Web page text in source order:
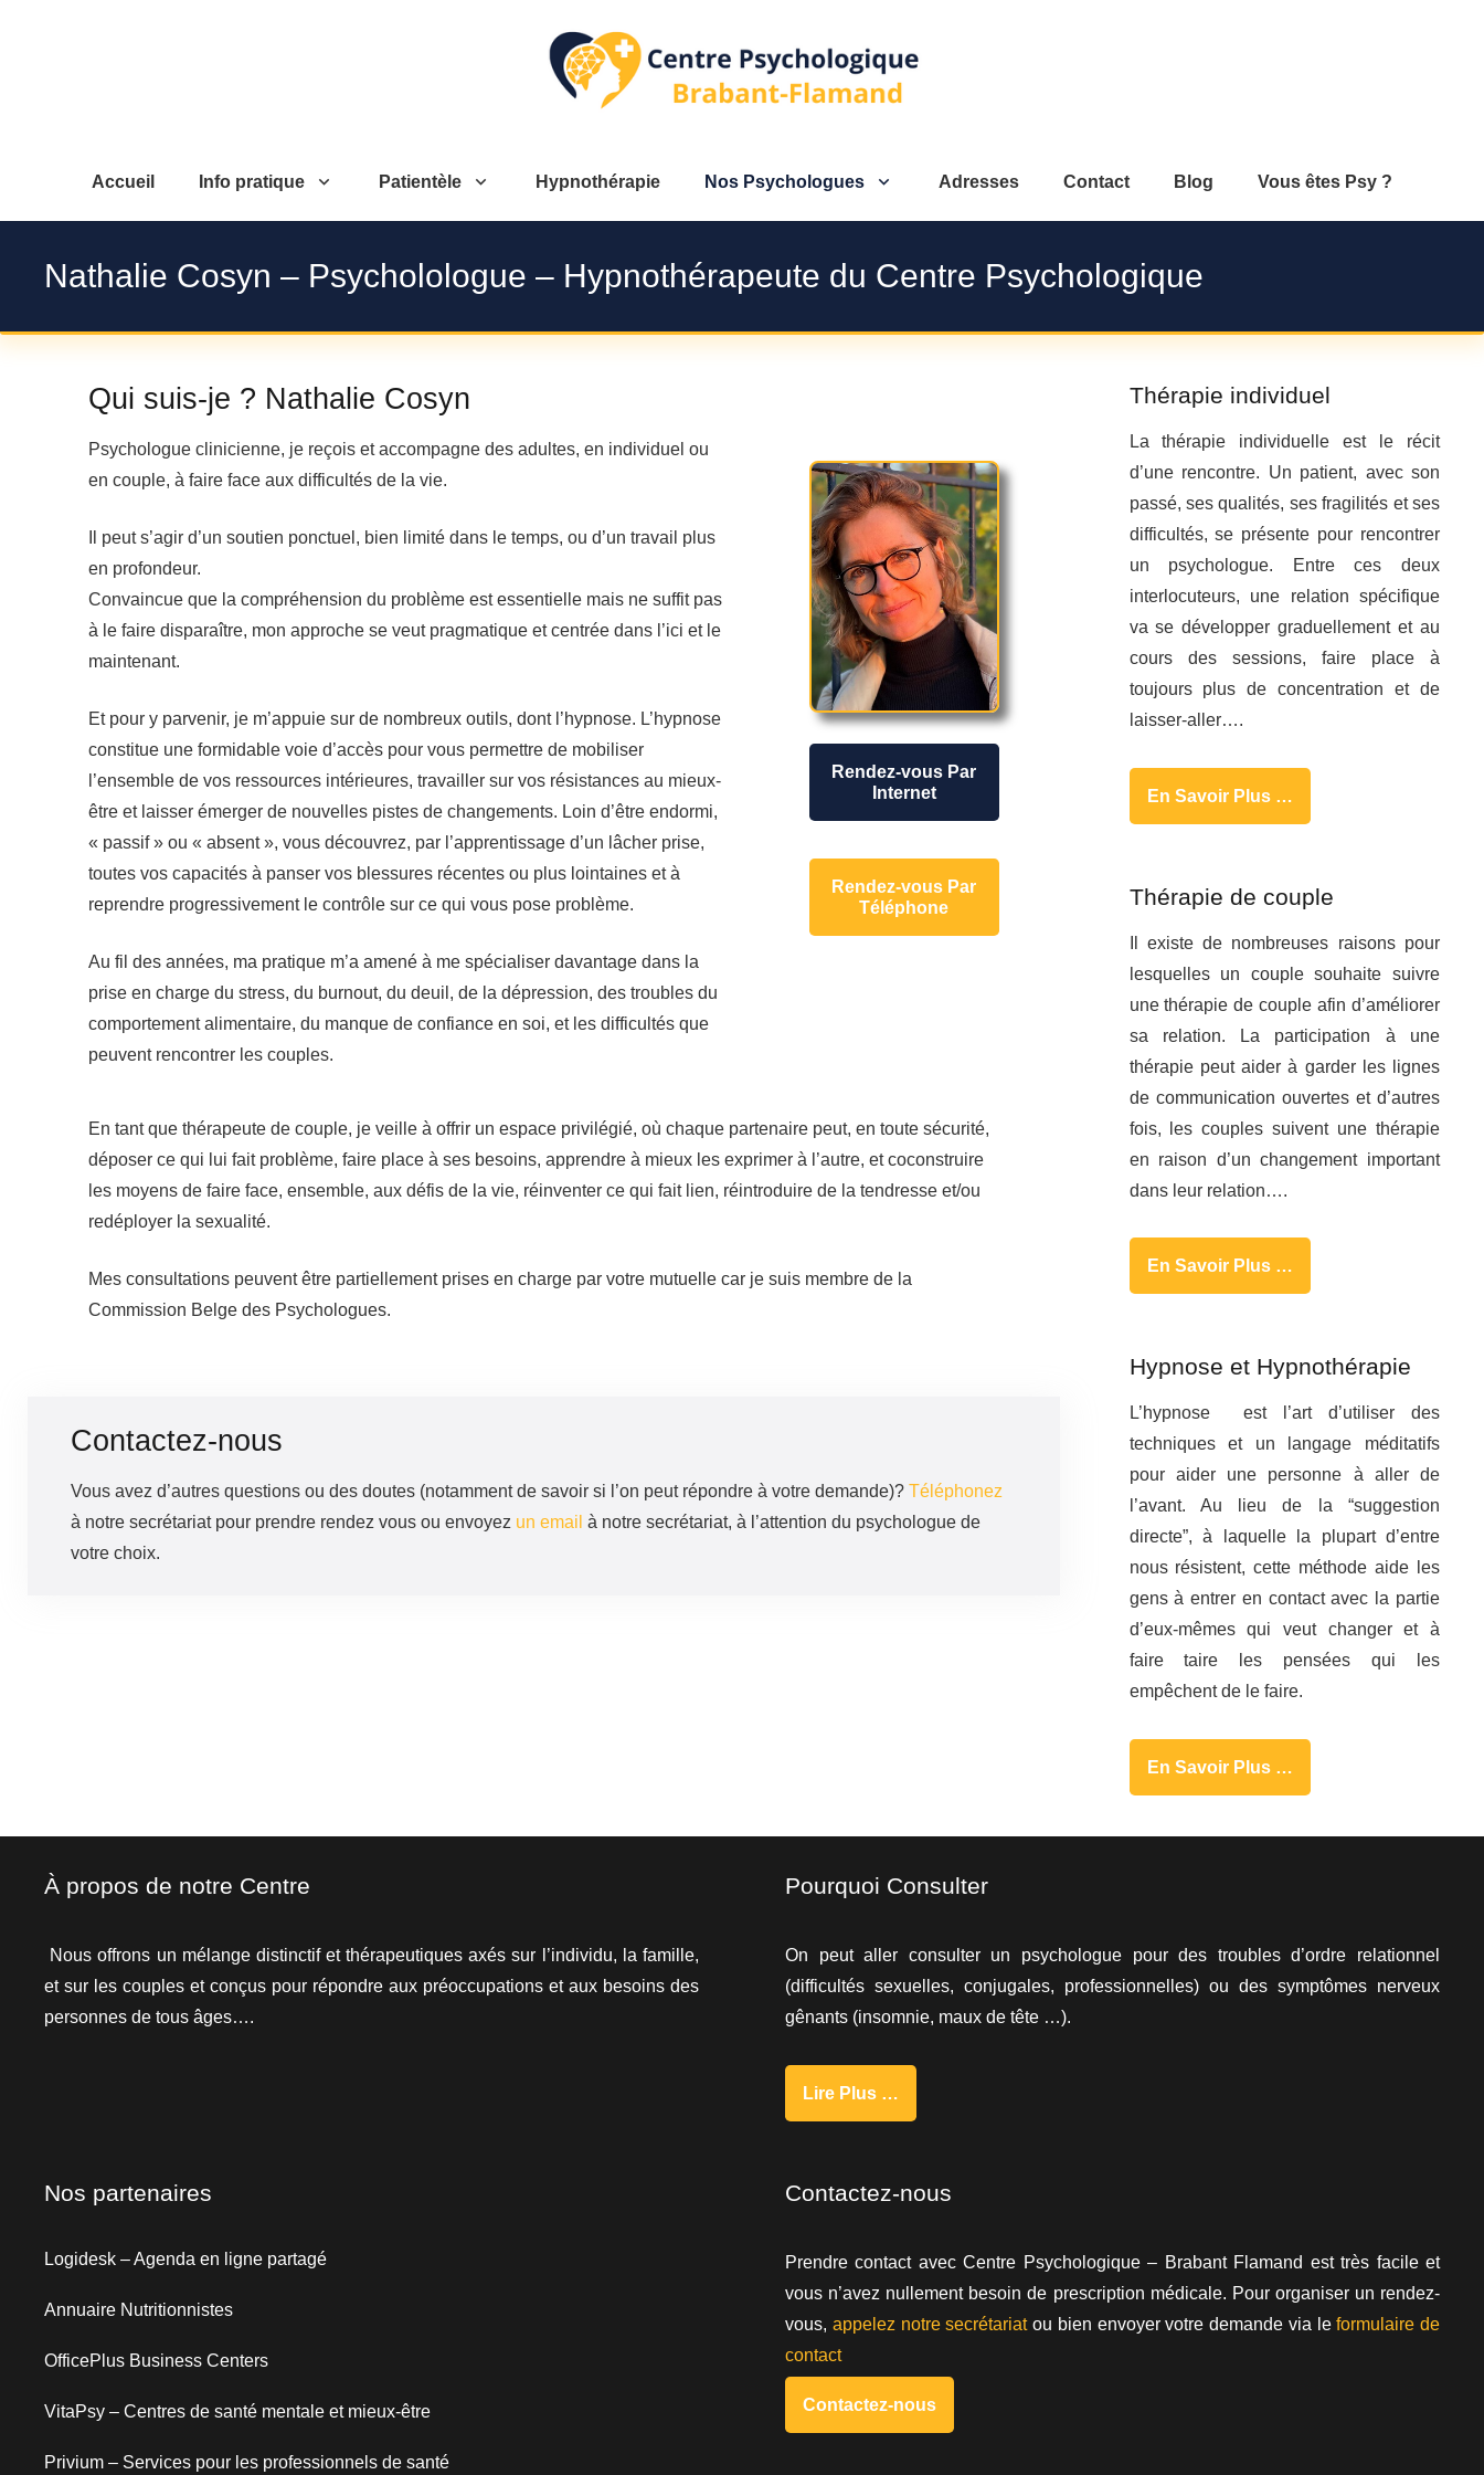
Accueil Info pratique Patientèle Hypnothérapie Nos Psychologues Adresses Contact Blog Vous êtes Psy ?
Nathalie Cosyn – Psycholologue – Hypnothérapeute du Centre Psychologique
Qui suis-je ? Nathalie Cosyn
Psychologue clinicienne, je reçois et accompagne des adultes, en individuel ou
en couple, à faire face aux difficultés de la vie.
Il peut s’agir d’un soutien ponctuel, bien limité dans le temps, ou d’un travail plus
en profondeur.
Convaincue que la compréhension du problème est essentielle mais ne suffit pas
à le faire disparaître, mon approche se veut pragmatique et centrée dans l’ici et le
maintenant.
Et pour y parvenir, je m’appuie sur de nombreux outils, dont l’hypnose. L’hypnose
constitue une formidable voie d’accès pour vous permettre de mobiliser
l’ensemble de vos ressources intérieures, travailler sur vos résistances au mieux-
être et laisser émerger de nouvelles pistes de changements. Loin d’être endormi,
« passif » ou « absent », vous découvrez, par l’apprentissage d’un lâcher prise,
toutes vos capacités à panser vos blessures récentes ou plus lointaines et à
reprendre progressivement le contrôle sur ce qui vous pose problème.
Au fil des années, ma pratique m’a amené à me spécialiser davantage dans la
prise en charge du stress, du burnout, du deuil, de la dépression, des troubles du
comportement alimentaire, du manque de confiance en soi, et les difficultés que
peuvent rencontrer les couples.
Rendez-vous Par
Internet
Rendez-vous Par
Téléphone
En tant que thérapeute de couple, je veille à offrir un espace privilégié, où chaque partenaire peut, en toute sécurité,
déposer ce qui lui fait problème, faire place à ses besoins, apprendre à mieux les exprimer à l’autre, et coconstruire
les moyens de faire face, ensemble, aux défis de la vie, réinventer ce qui fait lien, réintroduire de la tendresse et/ou
redéployer la sexualité.
Mes consultations peuvent être partiellement prises en charge par votre mutuelle car je suis membre de la
Commission Belge des Psychologues.
Contactez-nous
Vous avez d’autres questions ou des doutes (notamment de savoir si l’on peut répondre à votre demande)? Téléphonez
à notre secrétariat pour prendre rendez vous ou envoyez un email à notre secrétariat, à l’attention du psychologue de
votre choix.
Thérapie individuel
La thérapie individuelle est le récit
d’une rencontre. Un patient, avec son
passé, ses qualités, ses fragilités et ses
difficultés, se présente pour rencontrer
un psychologue. Entre ces deux
interlocuteurs, une relation spécifique
va se développer graduellement et au
cours des sessions, faire place à
toujours plus de concentration et de
laisser-aller….
En Savoir Plus …
Thérapie de couple
Il existe de nombreuses raisons pour
lesquelles un couple souhaite suivre
une thérapie de couple afin d’améliorer
sa relation. La participation à une
thérapie peut aider à garder les lignes
de communication ouvertes et d’autres
fois, les couples suivent une thérapie
en raison d’un changement important
dans leur relation….
En Savoir Plus …
Hypnose et Hypnothérapie
L’hypnose est l’art d’utiliser des
techniques et un langage méditatifs
pour aider une personne à aller de
l’avant. Au lieu de la “suggestion
directe”, à laquelle la plupart d’entre
nous résistent, cette méthode aide les
gens à entrer en contact avec la partie
d’eux-mêmes qui veut changer et à
faire taire les pensées qui les
empêchent de le faire.
En Savoir Plus …
À propos de notre Centre
Nous offrons un mélange distinctif et thérapeutiques axés sur l’individu, la famille,
et sur les couples et conçus pour répondre aux préoccupations et aux besoins des
personnes de tous âges….
Pourquoi Consulter
On peut aller consulter un psychologue pour des troubles d’ordre relationnel
(difficultés sexuelles, conjugales, professionnelles) ou des symptômes nerveux
gênants (insomnie, maux de tête …).
Lire Plus …
Nos partenaires
Logidesk – Agenda en ligne partagé
Annuaire Nutritionnistes
OfficePlus Business Centers
VitaPsy – Centres de santé mentale et mieux-être
Privium – Services pour les professionnels de santé
Contactez-nous
Prendre contact avec Centre Psychologique – Brabant Flamand est très facile et
vous n’avez nullement besoin de prescription médicale. Pour organiser un rendez-
vous, appelez notre secrétariatou bien envoyer votre demande via leformulaire de
contact
Contactez-nous